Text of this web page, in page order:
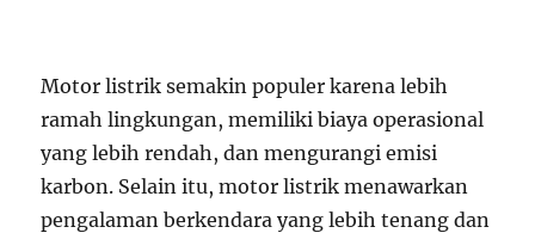
Motor listrik semakin populer karena lebih
ramah lingkungan, memiliki biaya operasional
yang lebih rendah, dan mengurangi emisi
karbon. Selain itu, motor listrik menawarkan
pengalaman berkendara yang lebih tenang dan